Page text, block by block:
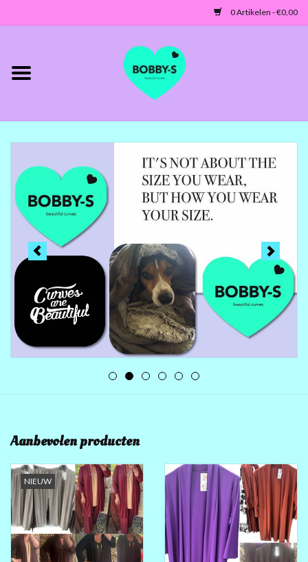
0 Artikelen - €0,00
Home
Tunieken/Tops
Truien-Vesten
Jurken-Broeken-Leggings
ACCESSOIRES
MATEN 42 TOT 46/48
MAAT 48-50
SUMMERSALE / OUTLET
HUISPAKKEN
Aanbevolen producten
NIEUW